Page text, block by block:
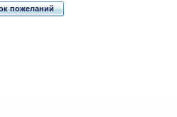
пожеланий